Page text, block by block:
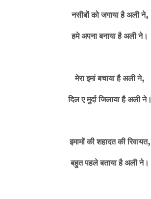
नसीबों को जगाया है अली ने,
हमे अपना बनाया है अली ने।
मेरा इमां बचाया है अली ने,
दिल ए मुर्दा जिलाया है अली ने।
इमामों की शहादत की रिवायत,
बहुत पहले बताया है अली ने।